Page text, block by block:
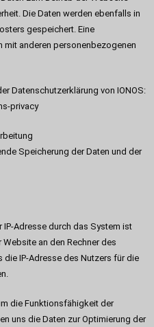
Die Daten werden ebenfalls in
gespeichert. Eine
mit anderen personenbezogenen
Datenschutzerklärung von IONOS:
privacy
Speicherung der Daten und der
Adresse durch das System ist
an den Rechner des
IP-Adresse des Nutzers für die
die Funktionsfähigkeit der
uns die Daten zur Optimierung der